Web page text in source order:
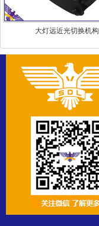
大灯远近光切换机构